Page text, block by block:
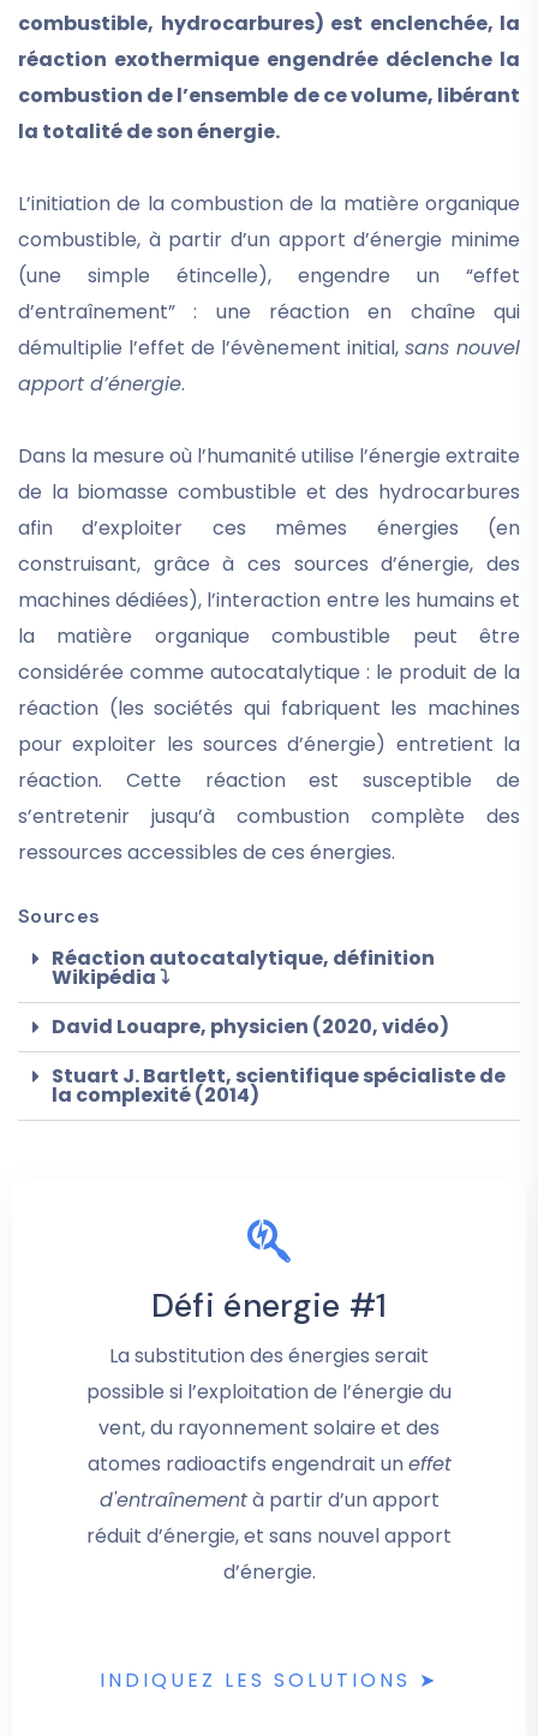
combustible, hydrocarbures) est enclenchée, la
réaction exothermique engendrée déclenche la
combustion de l’ensemble de ce volume, libérant
la totalité de son énergie.
L’initiation de la combustion de la matière organique
combustible, à partir d’un apport d’énergie minime
(une simple étincelle), engendre un “effet
d’entraînement” : une réaction en chaîne qui
démultiplie l’effet de l’évènement initial, sans nouvel
apport d’énergie.
Dans la mesure où l’humanité utilise l’énergie extraite
de la biomasse combustible et des hydrocarbures
afin d’exploiter ces mêmes énergies (en
construisant, grâce à ces sources d’énergie, des
machines dédiées), l’interaction entre les humains et
la matière organique combustible peut être
considérée comme autocatalytique : le produit de la
réaction (les sociétés qui fabriquent les machines
pour exploiter les sources d’énergie) entretient la
réaction. Cette réaction est susceptible de
s’entretenir jusqu’à combustion complète des
ressources accessibles de ces énergies.
Sources
Réaction autocatalytique, définition
Wikipédia ⤵
David Louapre, physicien (2020, vidéo)
Stuart J. Bartlett, scientifique spécialiste de
la complexité (2014)
Défi énergie #1
La substitution des énergies serait
possible si l’exploitation de l’énergie du
vent, du rayonnement solaire et des
atomes radioactifs engendrait uneffet
d'entraînementà partir d’un apport
réduit d’énergie, et sans nouvel apport
d’énergie.
INDIQUEZ LES SOLUTIONS ➤